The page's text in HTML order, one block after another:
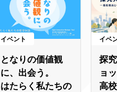
イベント
となりの価値観
に、出会う。
はたらく私たちの
イベ
探
ョ
高